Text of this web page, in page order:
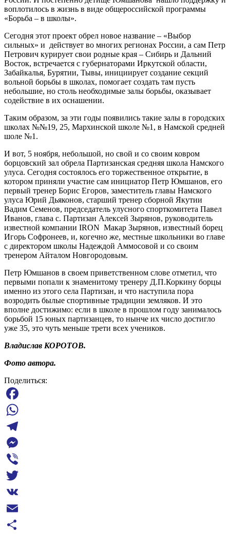
воплотилось в жизнь в виде общероссийской программы
«Борьба – в школы».
Сегодня этот проект обрел новое название – «Выбор
сильных» и действует во многих регионах России, а сам Петр
Петрович курирует свои родные края – Сибирь и Дальний
Восток, встречается с губернаторами Иркутской области,
Забайкалья, Бурятии, Тывы, инициирует создание секций
вольной борьбы в школах, помогает создать там пусть
небольшие, но столь необходимые залы борьбы, оказывает
содействие в их оснашении.
Таким образом, за эти годы появились такие залы в городских
школах №№19, 25, Мархинской школе №1, в Намской средней
шоле №1.
И вот, 5 ноября, небольшой, но свой и со своим ковром
борцовский зал обрела Партизанская средняя школа Намского
улуса. Сегодня состоялось его торжественное открытие, в
котором приняли участие сам инициатор Петр Юмшанов, его
первый тренер Борис Егоров, заместитель главы Намского
улуса Юрий Дьяконов, старший тренер сборной Якутии
Вадим Семенов, председатель улусного спорткомитета Павел
Иванов, глава с. Партизан Алексей Зырянов, руководитель
известной компании IRON Макар Зырянов, известный борец
Игорь Софронеев, и, когечно же, местные школьники во главе
с директором школы Надеждой Аммосовой и со своим
тренером Айталом Новгородовым.
Петр Юмшанов в своем приветственном слове отметил, что
первыми попали к знаменитому тренеру Д.П.Коркину борцы
именно из этого села Партизан, и что наступила пора
возродить былые спортивные традиции земляков. И это
вполне достижимо: если в школе в прошлом году занималось
борьбой 15 юных партизанцев, то нынче их число достигло
уже 35, это чуть меньше трети всех учеников.
Владислав КОРОТОВ.
Фото автора.
Поделиться:
Facebook
WhatsApp
Telegram
Messenger
Viber
Twitter
VK
Email